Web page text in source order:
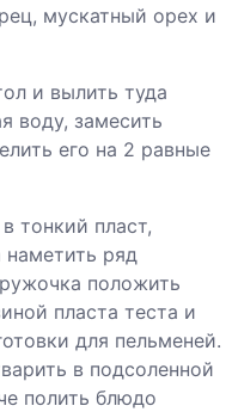
мускатный орех и
и вылить туда
воду, замесить
его на 2 равные
тонкий пласт,
ряд
положить
пласта теста и
для пельменей.
в подсоленной
полить блюдо